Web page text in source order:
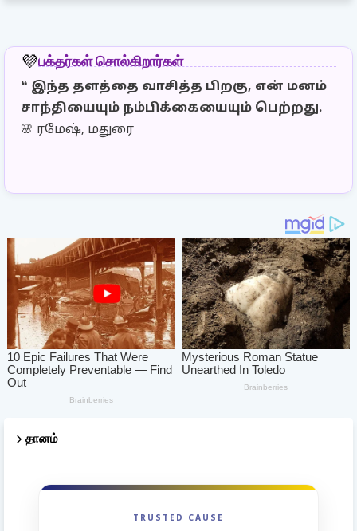
💜பக்தர்கள் சொல்கிறார்கள்
❝ இந்த தளத்தை வாசித்த பிறகு, என் மனம்
சாந்தியையும் நம்பிக்கையையும் பெற்றது.
🌸 ரமேஷ், மதுரை
தானம்
TRUSTED CAUSE